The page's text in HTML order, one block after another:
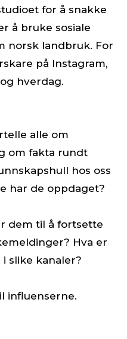
for å snakke
å bruke sosiale
norsk landbruk. For
på Instagram,
hverdag.
alle om
om fakta rundt
hos oss
har de oppdaget?
dem til å fortsette
Hva er
slike kanaler?
influenserne.